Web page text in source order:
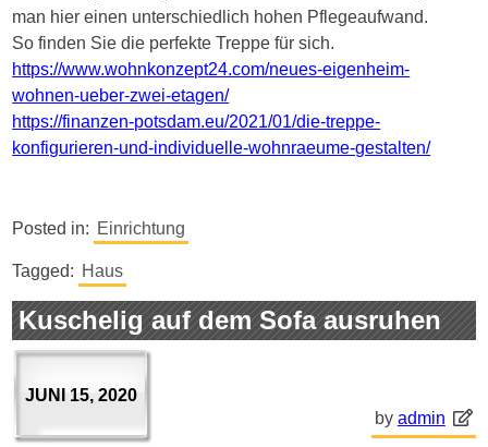
man hier einen unterschiedlich hohen Pflegeaufwand.
So finden Sie die perfekte Treppe für sich.
https://www.wohnkonzept24.com/neues-eigenheim-
wohnen-ueber-zwei-etagen/
https://finanzen-potsdam.eu/2021/01/die-treppe-
konfigurieren-und-individuelle-wohnraeume-gestalten/
Posted in: Einrichtung
Tagged: Haus
Kuschelig auf dem Sofa ausruhen
JUNI 15, 2020
by admin